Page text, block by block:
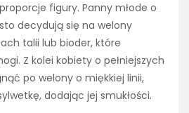
figury. Panny młode o
decydują się na welony
talii lub bioder, które
Z kolei kobiety o pełniejszych
po welony o miękkiej linii,
dodając jej smukłości.